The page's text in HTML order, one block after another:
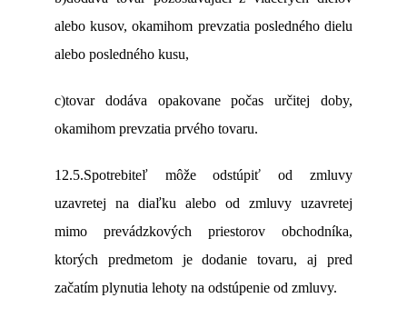
alebo kusov, okamihom prevzatia posledného dielu
alebo posledného kusu,
c)tovar dodáva opakovane počas určitej doby,
okamihom prevzatia prvého tovaru.
12.5.Spotrebiteľ môže odstúpiť od zmluvy
uzavretej na diaľku alebo od zmluvy uzavretej
mimo prevádzkových priestorov obchodníka,
ktorých predmetom je dodanie tovaru, aj pred
začatím plynutia lehoty na odstúpenie od zmluvy.